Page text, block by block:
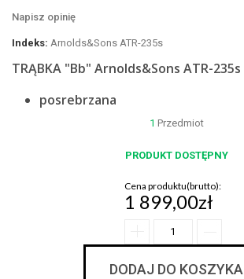
Napisz opinię
Indeks: Arnolds&Sons ATR-235s
TRĄBKA "Bb" Arnolds&Sons ATR-235s
posrebrzana
1 Przedmiot
PRODUKT DOSTĘPNY
Cena produktu(brutto):
1 899,00zł
DODAJ DO KOSZYKA